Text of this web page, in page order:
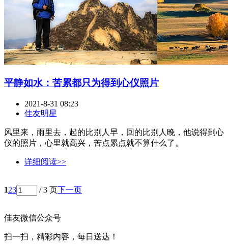
平静如水：苦累都只为得到心仪照片
2021-8-31 08:23
佳友明星
风里来，雨里去，起的比别人早，回的比别人晚，他说得到心
仪的照片，心里就高兴，苦点累点就不算什么了。
详细阅读>>
123 / 3 页下一页
佳友微信公众号
扫一扫，精彩内容，每日送达！